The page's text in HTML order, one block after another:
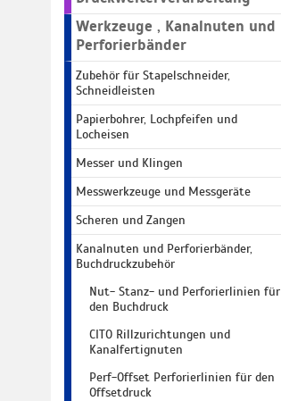
Werkzeuge , Kanalnuten und
Perforierbänder
Zubehör für Stapelschneider,
Schneidleisten
Papierbohrer, Lochpfeifen und
Locheisen
Messer und Klingen
Messwerkzeuge und Messgeräte
Scheren und Zangen
Kanalnuten und Perforierbänder,
Buchdruckzubehör
Nut- Stanz- und Perforierlinien für
den Buchdruck
CITO Rillzurichtungen und
Kanalfertignuten
Perf-Offset Perforierlinien für den
Offsetdruck